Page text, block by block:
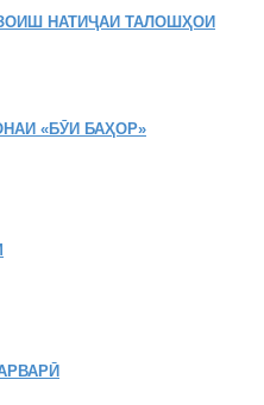
НАТИҶАИ ТАЛОШҲОИ
«БӮИ БАҲОР»